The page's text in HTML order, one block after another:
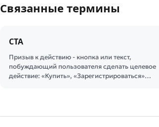
Связанные термины
CTA
Призыв к действию - кнопка или текст,
побуждающий пользователя сделать целевое
действие: «Купить», «Зарегистрироваться»…